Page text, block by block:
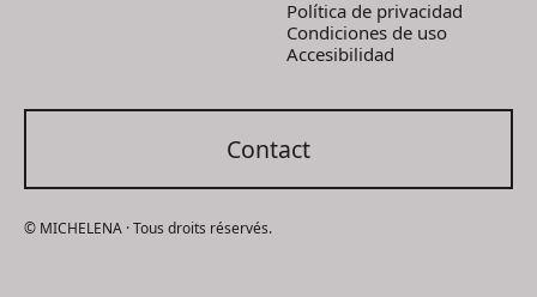
Política de privacidad
Condiciones de uso
Accesibilidad
Contact
© MICHELENA · Tous droits réservés.